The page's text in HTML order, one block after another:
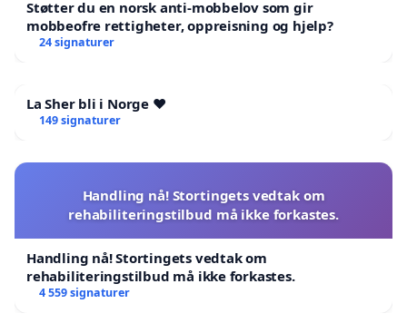
Støtter du en norsk anti-mobbelov som gir
mobbeofre rettigheter, oppreisning og hjelp?
24 signaturer
La Sher bli i Norge ❤️
149 signaturer
Handling nå! Stortingets vedtak om
rehabiliteringstilbud må ikke forkastes.
Handling nå! Stortingets vedtak om
rehabiliteringstilbud må ikke forkastes.
4 559 signaturer